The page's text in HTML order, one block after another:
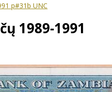
p#31b UNC
1989-1991